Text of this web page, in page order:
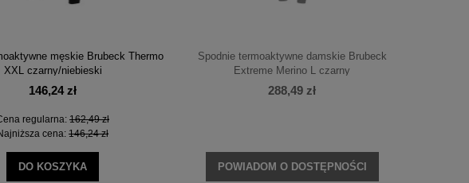
męskie Brubeck Thermo
XXL czarny/niebieski
146,24 zł
regularna: 162,49 zł
cena: 146,24 zł
DO KOSZYKA
Spodnie termoaktywne damskie Brubeck
Extreme Merino L czarny
288,49 zł
POWIADOM O DOSTĘPNOŚCI